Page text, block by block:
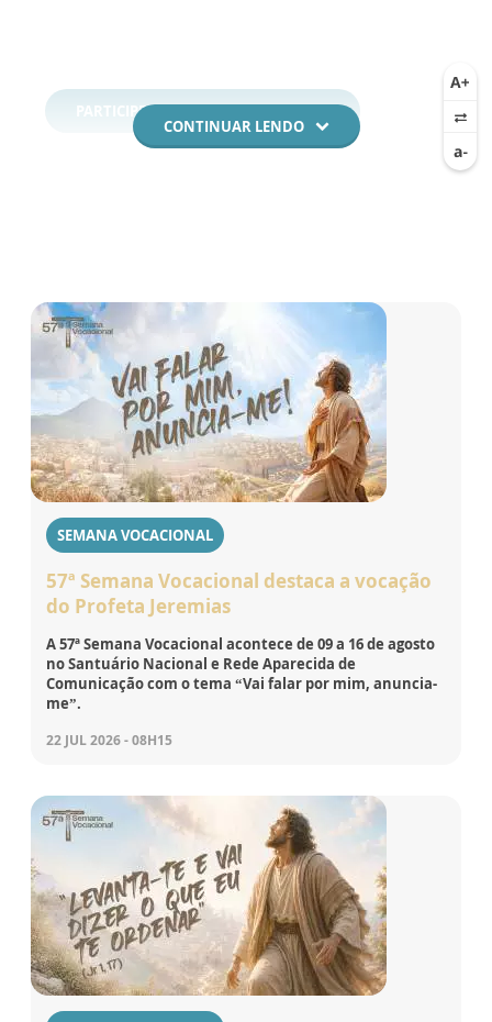
PARTICIPE DA SEMANA VOCACIONAL
CONTINUAR LENDO
SEMANA VOCACIONAL
57ª Semana Vocacional destaca a vocação
do Profeta Jeremias
A 57ª Semana Vocacional acontece de 09 a 16 de agosto
no Santuário Nacional e Rede Aparecida de
Comunicação com o tema “Vai falar por mim, anuncia-
me”.
22 JUL 2026 - 08H15